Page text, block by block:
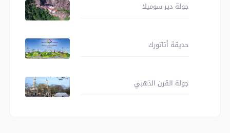
جولة دير سوميلا
حديقة أتاتورك
جولة القرن الذهبي